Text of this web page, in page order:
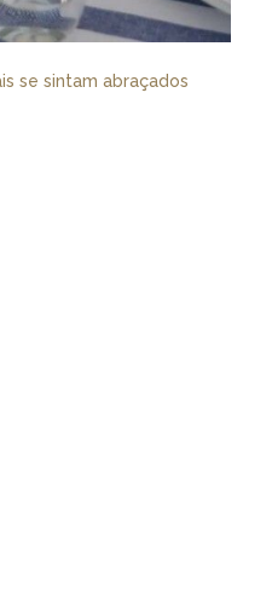
se sintam abraçados